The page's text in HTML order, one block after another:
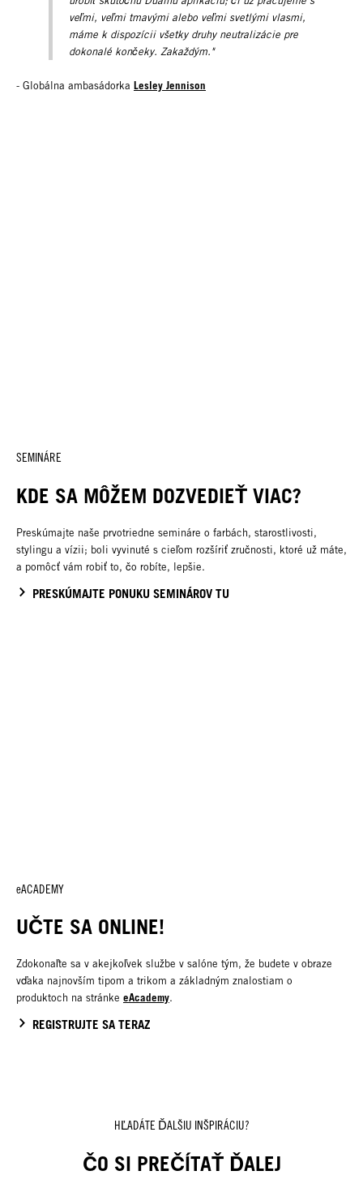
veľmi, veľmi tmavými alebo veľmi svetlými vlasmi,
máme k dispozícii všetky druhy neutralizácie pre
dokonalé končeky. Zakaždým."
- Globálna ambasádorka Lesley Jennison
SEMINÁRE
KDE SA MÔŽEM DOZVEDIEŤ VIAC?
Preskúmajte naše prvotriedne semináre o farbách, starostlivosti,
stylingu a vízii; boli vyvinuté s cieľom rozšíriť zručnosti, ktoré už máte,
a pomôcť vám robiť to, čo robíte, lepšie.
PRESKÚMAJTE PONUKU SEMINÁROV TU
eACADEMY
UČTE SA ONLINE!
Zdokonaľte sa v akejkoľvek službe v salóne tým, že budete v obraze
vďaka najnovším tipom a trikom a základným znalostiam o
produktoch na stránke eAcademy.
REGISTRUJTE SA TERAZ
HĽADÁTE ĎALŠIU INŠPIRÁCIU?
ČO SI PREČÍTAŤ ĎALEJ